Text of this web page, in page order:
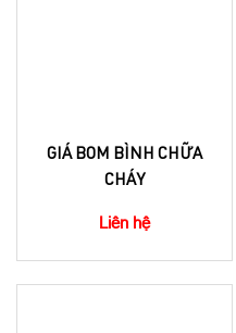
GIÁ BOM BÌNH CHỮA
CHÁY
Liên hệ